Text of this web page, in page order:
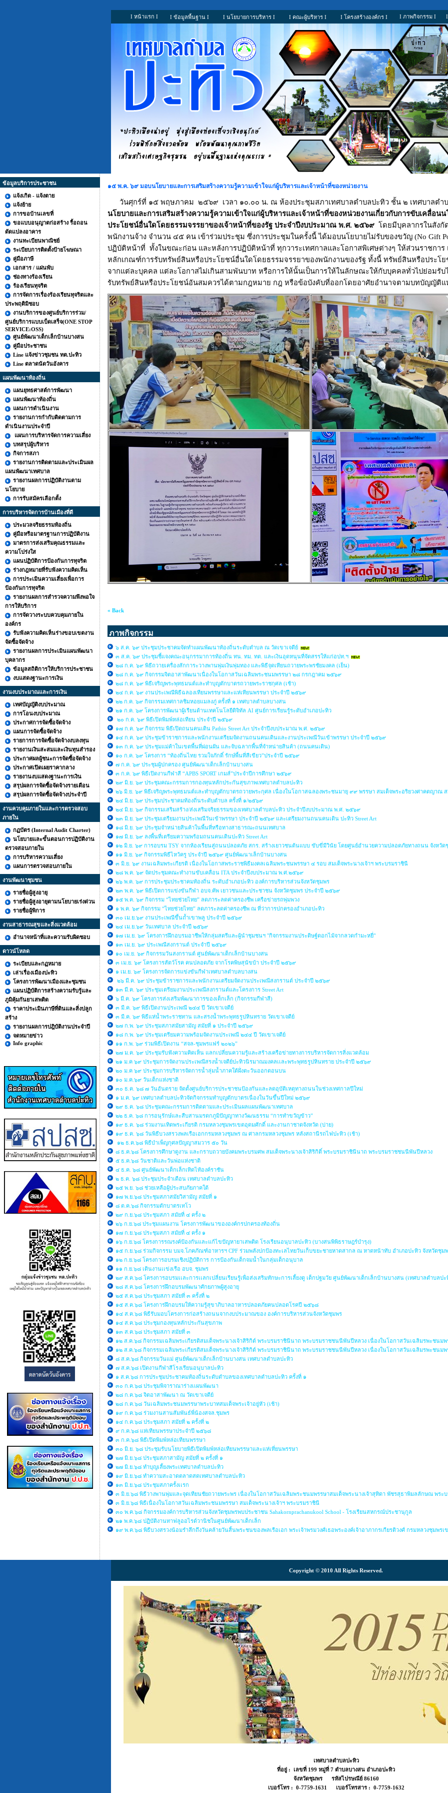
I หน้าแรก I I ข้อมูลพื้นฐาน I I นโยบายการบริหาร I I คณะผู้บริหาร I I โครงสร้างองค์กร I I ภาพกิจกรรม I
ข้อมูลบริการประชาชน
แจ้งเกิด - แจ้งตาย
แจ้งย้าย
การขอบ้านเลขที่
ขอแบบอนุญาตก่อสร้าง รื้อถอน
ดัดแปลงอาคาร
งานทะเบียนพาณิชย์
ระเบียบการติดตั้งป้ายโฆษณา
คู่มือภาษี
เอกสาร / แผ่นพับ
ช่องทางร้องเรียน
ร้องเรียนทุจริต
การจัดการเรื่องร้องเรียนทุจริตและ
ประพฤติมิชอบ
งานบริการของศูนย์บริการร่วม/
ศูนย์บริการแบบเบ็ดเสร็จ(ONE STOP
SERVICE:OSS)
ศูนย์พัฒนาเด็กเล็กบ้านบางสน
คู่มือประชาชน
Line แจ้งข่าวชุมชน ทต.ปะทิว
Line ตลาดนัดวันอังคาร
แผนพัฒนาท้องถิ่น
แผนยุทธศาสต์การพัฒนา
แผนพัฒนาท้องถิ่น
แผนการดำเนินงาน
รายงานการกำกับติดตามการ
ดำเนินงานประจำปี
แผนการบริหารจัดการความเสี่ยง
บทสรุปผู้บริหาร
กิจการสภา
รายงานการติดตามและประเมินผล
แผนพัฒนาเทศบาล
รายงานผลการปฏิบัติงานตาม
นโยบาย
การรับสมัครเลือกตั้ง
การบริหารจัดการบ้านเมืองที่ดี
ประมวลจริยธรรมท้องถิ่น
คู่มือหรือมาตรฐานการปฏิบัติงาน
มาตรการส่งเสริมคุณธรรมและ
ความโปร่งใส
แผนปฏิบัติการป้องกันการทุจริต
ร่างกฎหมายที่รับฟังความคิดเห็น
การประเมินความเสี่ยงเพื่อการ
ป้องกันการทุจริต
รายงานผลการสำรวจความพึงพอใจ
การให้บริการ
การจัดวางระบบควบคุมภายใน
องค์กร
รับฟังความคิดเห็นร่างขอบเขตงาน
จัดซื้อจัดจ้าง
รายงานผลการประเมินแผนพัฒนา
บุคลากร
ข้อมูลสถิติการให้บริการประชาชน
งบแสดงฐานะการเงิน
งานงบประมาณและการเงิน
เทศบัญญัติงบประมาณ
การโอนงบประมาณ
ประกาศการจัดซื้อจัดจ้าง
แผนการจัดซื้อจัดจ้าง
รายการการจัดซื้อจัดจ้างงบลงทุน
รายงานเงินสะสมและเงินทุนสำรอง
ประกาศผลผู้ชนะการจัดซื้อจัดจ้าง
ประกาศเปิดเผยราคากลาง
รายงานงบแสดงฐานะการเงิน
สรุปผลการจัดซื้อจัดจ้างรายเดือน
สรุปผลการจัดซื้อจัดจ้างประจำปี
งานควบคุมภายในและการตรวจสอบ
ภายใน
กฏบัตร (Internal Audit Charter)
นโยบายและขั้นตอนการปฏิบัติงาน
ตรวจสอบภายใน
การบริหารความเสี่ยง
แผนการตรวจสอบภายใน
งานพัฒนาชุมชน
รายชื่อผู้สูงอายุ
รายชื่อผู้สูงอายุตามนโยบายเร่งด่วน
รายชื่อผู้พิการ
งานสาธารณสุขและสิ่งแวดล้อม
อำนาจหน้าที่และความรับผิดชอบ
ดาวน์โหลด
ระเบียบและกฏหมาย
เล่าเรื่องเมืองปะทิว
โครงการพัฒนาเมืองและชุมชน
แผนปฏิบัติการสร้างความรับรู้และ
ภูมิคุ้มกันยาเสพติด
ราคาประเมินภาษีที่ดินและสิ่งปลูก
สร้าง
รายงานผลการปฎิบัติงานประจำปี
จดหมายข่าว
Info graphic
๑๕ พ.ค. ๖๙ มอบนโยบายและการเสริมสร้างความรู้ความเข้าใจแก่ผู้บริหารและเจ้าหน้าที่ของหน่วยงาน
วันศุกร์ที่ ๑๕ พฤษภาคม ๒๕๖๙ เวลา ๑๐.๐๐ น. ณ ห้องประชุมสภาเทศบาลตำบลปะทิว ชั้น ๒ เทศบาลตำ
นโยบายและการเสริมสร้างความรู้ความเข้าใจแก่ผู้บริหารและเจ้าหน้าที่ของหน่วยงานเกี่ยวกับการขับเคลื่อนน
ประโยชน์อื่นใดโดยธรรมจรรยาของเจ้าหน้าที่ของรัฐ ประจำปีงบประมาณ พ.ศ. ๒๕๖๙ โดยมีบุคลากรในสังกั
พนักงานจ้าง จำนวน ๔๕ คน เข้าร่วมประชุม ซึ่งการประชุมในครั้งนี้ ได้มอบนโยบายไม่รับของขวัญ (No Gift
ปฏิบัติหน้าที่ ทั้งในขณะก่อน และหลังการปฏิบัติหน้าที่ ทุกวาระเทศกาลและโอกาสพิเศษต่างๆ ให้ส่วนราชกา
หลักเกณฑ์การรับทรัพย์สินหรือประโยชน์อื่นใดโดยธรรมจรรยาของพนักงานของรัฐ ทั้งนี้ ทรัพย์สินหรือประโ
จากแต่ละบุคคล แต่ละโอกาสไม่เกินสามพันบาท หรือการให้นั้นเป็นการให้ในลักษณะให้กับบุคคลทั่วไปย่อม
รับทรัพย์สินหรือประโยชน์อันสมควรได้ตามกฎหมาย กฎ หรือข้อบังคับที่ออกโดยอาศัยอำนาจตามบทบัญญัติแ
« Back
ภาพกิจกรรม
๖ ส.ค. ๖๙ ประชุมประชาคมจัดทำแผนพัฒนาท้องถิ่นระดับตำบล ณ วัดเขาเจดีย์
๓ ส.ค. ๖๙ ประชุมชี้แจงคณะอนุกรรมาการท้องถิ่น ทน. ทม. ทต. และเงินอุดหนุนที่จัดสรรให้แก่อปท.ฯ
๒๘ ก.ค. ๖๙ พิธีถวายเครื่องสักการะวางพานพุ่มเงินพุ่มทอง และพิธีจุดเทียนถวายพระพรชัยมงคล (เย็น)
๒๘ ก.ค. ๖๙ กิจกรรมจิตอาสาพัฒนาเนื่องในโอกาสวันเฉลิมพระชนมพรรษา ๒๘ กรกฎาคม ๒๕๖๙
๒๘ ก.ค. ๖๙ พิธีเจริญพระพุทธมนต์และทำบุญตักบาตรถวายพระราชกุศล (เช้า)
๒๔ ก.ค. ๖๙ งานประเพณีพิธีฉลองเทียนพรรษาและแห่เทียนพรรษา ประจำปี ๒๕๖๙
๒๒ ก.ค. ๖๙ กิจกรรมเทศกาลชิมหอยแมลงภู่ ครั้งที่ ๑ เทศบาลตำบลบางสน
๒๑ ก.ค. ๖๙ โครงการพัฒนาผู้เรียนด้านเทคโนโลยีดิจิทัล AI ศูนย์การเรียนรู้ระดับอำเภอปะทิว
๒๐ ก.ค. ๖๙ พิธีเปิดพิมพ์หล่อเทียน ประจำปี ๒๕๖๙
๑๗ ก.ค. ๖๙ กิจกรรม พิธีเปิดถนนคนเดิน Pathio Street Art ประจำปีงบประมาณ พ.ศ. ๒๕๖๙
๑๔ ก.ค. ๖๙ ประชุมข้าราชการและพนักงานเตรียมจัดงานถนนคนเดินและงานประเพณีวันเข้าพรรษา ประจำปี ๒๕๖๙
๑๓ ก.ค. ๖๙ ประชุมแม่ค้าในเขตพื้นที่ผ่อนผัน และจับฉลากพื้นที่จำหน่ายสินค้า (ถนนคนเดิน)
๑๐ ก.ค. ๖๙ โครงการ “ท้องถิ่นไทย รวมใจภักดิ์ รักษ์พื้นที่สีเขียว”ประจำปี ๒๕๖๙
๗ ก.ค. ๖๙ ประชุมผู้ปกครอง ศูนย์พัฒนาเด็กเล็กบ้านบางสน
๓ ก.ค. ๖๙ พิธีเปิดงานกีฬาสี “APBS SPORT เกมส์”ประจำปีการศึกษา ๒๕๖๙
๒๙ มิ.ย. ๖๙ ประชุมคณะกรรมการกองทุนหลักประกันสุขภาพเทศบาลตำบลปะทิว
๒๖ มิ.ย. ๖๙ พิธีเจริญพระพุทธมนต์และทำบุญตักบาตรถวายพระกุศล เนื่องในโอกาสฉลองพระชนมายุ ๙๙ พรรษา สมเด็จพระอริยวงศาคตญาณ
๒๔ มิ.ย. ๖๙ ประชุมประชาคมท้องถิ่นระดับตำบล ครั้งที่ ๑/๒๕๖๙
๒๔ มิ.ย. ๖๙ กิจกรรมเสริมสร้าง/ส่งเสริมจริยธรรมของเทศบาลตำบลปะทิว ประจำปีงบประมาณ พ.ศ. ๒๕๖๙
๒๓ มิ.ย. ๖๙ ประชุมเตรียมงานประเพณีวันเข้าพรรษา ประจำปี ๒๕๖๙ และเตรียมงานถนนคนเดิน ปะทิว Street Art
๑๘ มิ.ย. ๖๙ ประชุมจำหน่ายสินค้าในพื้นที่หรือทางสาธารณะถนนเทศบาล
๑๗ มิ.ย. ๖๙ ลงพื้นที่เตรียมความพร้อมถนนคนเดินปะทิว Street Art
๑๒ มิ.ย. ๖๙ การอบรม TSY จากห้องเรียนสู่ถนนปลอดภัย สกร. สร้างเยาวชนต้นแบบ ขับขี่มีวินัย โดยศูนย์อำนวยความปลอดภัยทางถนน จังหวัด
๑๑ มิ.ย. ๖๙ กิจกรรมพิธีไหว้ครู ประจำปี ๒๕๖๙ ศูนย์พัฒนาเล็กบ้านบางสน
๓ มิ.ย. ๖๙ งานเฉลิมพระเกียรติ เนื่องในโอกาสพระราชพิธีมงคลเฉลิมพระชนพรรษา ๔ รอบ สมเด็จพระนางเจ้าฯ พระบรมราชินี
๒๘ พ.ค. ๖๙ จัดประชุมคณะทำงานขับเคลื่อน ITA ประจำปีงบประมาณ พ.ศ.๒๕๖๙
๒๖ พ.ค. ๖๙ การประชุมประชาคมท้องถิ่น ระดับอำเภอปะทิว องค์การบริหารส่วนจังหวัดชุมพร
๒๓ พ.ค. ๖๙ พิธีเปิดการแข่งขันกีฬา อบจ.คัพ เยาวชนและประชาชน จังหวัดชุมพร ประจำปี ๒๕๖๙
๑๕ พ.ค. ๖๙ กิจกรรม “ไทยช่วยไทย” ลดภาระลดค่าครองชีพ เครือข่ายรถพุ่มพวง
๑ พ.ค. ๖๙ กิจกรรม “ไทยช่วยไทย” ลดภาระลดค่าครองชีพ ณ ที่ว่าการปกครองอำเภอปะทิว
๓๐ เม.ย.๖๙ งานประเพณีขึ้นถ้ำเขาพลู ประจำปี ๒๕๖๙
๒๔ เม.ย.๖๙ วันเทศบาล ประจำปี ๒๕๖๙
๑๗ เม.ย. ๖๙ โครงการฝึกอบรมอาชีพให้กลุ่มสตรีและผู้นำชุมชนฯ "กิจกรรมงานประดิษฐ์ดอกไม้จากลวดกำมะหยี่"
๑๓ เม.ย. ๖๙ ประเพณีสงกรานต์ ประจำปี ๒๕๖๙
๑๐ เม.ย. ๖๙ กิจกรรมวันสงกรานต์ ศูนย์พัฒนาเด็กเล็กบ้านบางสน
๓ เม.ย. ๖๙ โครงการสัตว์โรค คนปลอดภัย จากโรคพิษสุนัขบ้า ประจำปี ๒๕๖๙
๑ เม.ย. ๖๙ โครงการจัดการแข่งขันกีฬาเทศบาลตำบลบางสน
๒๖ มี.ค. ๖๙ ประชุมข้าราชการและพนักงานเตรียมจัดงานประเพณีสงกรานต์ ประจำปี ๒๕๖๙
๑๓ มี.ค. ๖๙ ประชุมเตรียมงานประเพณีสงกรานต์และโครงการ Street Art
๖ มี.ค. ๖๙ โครงการส่งเสริมพัฒนาการของเด็กเล็ก (กิจกรรมกีฬาสี)
๓ มี.ค. ๖๙ พิธีเปิดงานประเพณี ๒๔๔ ปี วัดเขาเจดีย์
๓ มี.ค. ๖๙ พิธีแห่น้ำพระราชทาน และสรงน้ำพระพุทธรูปหินทราย วัดเขาเจดีย์
๒๗ ก.พ. ๖๙ ประชุมสภาสมัยสามัญ สมัยที่ ๑ ประจำปี ๒๕๖๙
๑๘ ก.พ. ๖๙ ประชุมเตรียมความพร้อมจัดงานประเพณี ๒๔๔ ปี วัดเขาเจดีย์
๑๑ ก.พ. ๖๙ ร่วมพิธีเปิดงาน “สจล-ชุมพรแฟร์ ๒๐๒๖”
๒๗ ม.ค. ๖๙ ประชุมรับฟังความคิดเห็น แลกเปลี่ยนความรู้และสร้างเครือข่ายทางการบริหารจัดการสิ่งแวดล้อม
๒๑ ม.ค ๖๙ ประชุมการจัดงานประเพณีสรงน้ำเจดีย์ปะทิวนิรมาณมงคลเเละพระพุทธรูปหินทราย ประจำปี ๒๕๖๙
๒๐ ม.ค ๖๙ ประชุมการบริหารจัดการน้ำลุ่มน้ำภาคใต้ฝั่งตะวันออกตอนบน
๑๐ ม.ค.๖๙ วันเด็กแห่งชาติ
๓๐ ธ.ค. ๖๘ ๗ วันอันตราย จัดตั้งศูนย์บริการประชาชนป้องกันและลดอุบัติเหตุทางถนนในช่วงเทศกาลปีใหม่
๑ ม.ค. ๖๙ เทศบาลตำบลปะทิวจัดกิจกรรมทำบุญตักบาตรเนื่องในวันขึ้นปีใหม่ ๒๕๖๙
๒๙ ธ.ค. ๖๘ ประชุมคณะกรรมการติดตามและประเมินผลแผนพัฒนาเทศบาล
๒๒ ธ.ค. ๖๘ การอนุรักษ์และสืบสานมรดกภูมิปัญญาทางวัฒนธรรม “การทำขวัญข้าว”
๑๙ ธ.ค. ๖๘ ร่วมงานเทิดพระเกียรติ กรมหลวงชุมพรเขตอุดมศักดิ์ และงานกาชาดจังหวัด (บ่าย)
๑๙ ธ.ค. ๖๘ วันพิธีบวงสรวงพลเรือเอกกรมหลวงชุมพร ณ ศาลกรมหลวงชุมพร หลังสถานีรถไฟปะทิว (เช้า)
๑๒ ธ.ค.๖๘ พิธีบำเพ็ญกุศลปัญญาสมวาร ๕๐ วัน
๘ ธ.ค.๖๘ โครงการศึกษาดูงาน และกราบถวายบังคมพระบรมศพ สมเด็จพระนางเจ้าสิริกิติ์ พระบรมราชินีนาถ พระบรมราชชนนีพันปีหลวง
๕ ธ.ค.๖๘ วันชาติและวันพ่อแห่งชาติ
๔ ธ.ค. ๖๘ ศูนย์พัฒนาเด็กเล็กเทิดไท้องค์ราชัน
๒ ธ.ค. ๖๘ ประชุมประจำเดือน เทศบาลตำบลปะทิว
๒๕ พ.ย. ๖๘ ช่วยเหลือผู้ประสบภัยภาคใต้
๑๗ พ.ย.๖๘ ประชุมสภาสมัยวิสามัญ สมัยที่ ๑
๘ ต.ค.๖๘ กิจกรรมตักบาตรเทโว
๒๙ ก.ย.๖๘ ประชุมสภา สมัยที่ ๔ ครั้ง ๒
๒๖ ก.ย.๖๘ ประชุมแผนงาน โครงการพัฒนาขององค์กรปกครองท้องถิ่น
๑๗ ก.ย.๖๘ ประชุมสภา สมัยที่ ๔ ครั้ง ๑
๑๖ ก.ย.๖๘ โครงการรณรงค์ป้องกันและแก้ไขปัญหายาเสพติด โรงเรียนอนุบาลปะทิว (บางสนพิพิธราษฎร์บำรุง)
๑๕ ก.ย.๖๘ ร่วมกิจกรรม บมจ.โภคภัณฑ์อาหารฯ CPF ร่วมพลังปกป้องทะเลไทยวันเก็บขยะชายหาดสากล ณ หาดหน้าทับ อำเภอปะทิว จังหวัดชุม
๑๒ ก.ย.๖๘ โครงการอบรมเชิงปฏิบัติการ การป้องกันเด็กจมน้ำในกลุ่มเด็กอนุบาล
๑๑ ก.ย.๖๘ เดินงานเเข่งเรือ อบจ. ชุมพร
๒๙ ส.ค.๖๘ โครงการอบรมเเละการเเลกเปลี่ยนเรียนรู้เพื่อส่งเสริมทักษะการเลี้ยงดู เด็กปฐมวัย ศูนย์พัฒนาเด็กเล็กบ้านบางสน (เทศบาลตำบลปะ
๒๘ ส.ค.๖๘ โครงการฝึกอบรมพัฒนาศักยภาพผู้สูงอายุ
๒๕ ส.ค.๖๘ ประชุมสภา สมัยที่ ๓ ครั้งที่ ๒
๑๕ ส.ค.๖๘ โครงการฝึกอบรมให้ความรู้สุขาภิบาลอาหารปลอดภัยคนปลอดโรคปี ๒๕๖๘
๑๔ ส.ค.๖๘ พิธีรับมอบโครงการก่อสร้างถนนจากงบประมาณของ องค์การบริหารส่วนจังหวัดชุมพร
๑๔ ส.ค.๖๘ ประชุมกองทุนหลักประกันสุขภาพ
๑๓ ส.ค.๖๘ ประชุมสภา สมัยที่ ๓
๑๒ ส.ค.๖๘ กิจกรรมเฉลิมพระเกียรติสมเด็จพระนางเจ้าสิริกิต์ พระบรมราชินีนาถ พระบรมราชชนนีพันปีหลวง เนื่องในโอกาสวันเฉลิมรพะชนมพ
๑๒ ส.ค.๖๘ กิจกรรมเฉลิมพระเกียรติสมเด็จพระนางเจ้าสิริกิต์ พระบรมราชินีนาถ พระบรมราชชนนีพันปีหลวง เนื่องในโอกาสวันเฉลิมรพะชนมพ
๘ ส.ค.๖๘ กิจกรรมวันแม่ ศูนย์พัฒนาเด็กเล็กบ้านบางสน เทศบาลตำบลปะทิว
๗ ส.ค.๖๘ เปิดงานกีฬาสีโรงเรียนอนุบาลปะทิว
๑ ส.ค.๖๘ การประชุมประชาคมท้องถิ่นระดับตำบลของเทศบาลตำบลปะทิว ครั้งที่ ๑
๓๐ ก.ค.๖๘ ประชุมพิจาราณาร่างเเผนพัฒนา
๒๘ ก.ค.๖๘ จิตอาสาพัฒนา ณ วัดเขาเจดีย์
๒๘ ก.ค.๖๘ วันเฉลิมพระชนมพรรษาพระบาทสมเด็จพระเจ้าอยู่หัว (เช้า)
๑๙ ก.ค.๖๘ ร่วมงานสานสัมพันธ์พี่น้องสจล.ชุมพร
๑๔ ก.ค.๖๘ ประชุมสภา สมัยที่ ๒ ครั้งที่ ๒
๙ ก.ค.๖๘ แห่เทียนพรรษาประจำปี ๒๕๖๘
๓ ก.ค.๖๘ พิธีเปิดพิมพ์หล่อเทียนพรรษา
๓๐ มิ.ย. ๖๘ ประชุมรับนโยบายพิธีเปิดพิมพ์หล่อเทียนพรรษาและแห่เที่ยนพรรษา
๒๗ มิ.ย.๖๘ ประชุมสภาสามัญ สมัยที่ ๒ ครั้งที่ ๑
๒๗ มิ.ย.๖๘ ทำบุญเลี้ยงพระเทศบาลตำบลปะทิว
๑๙ มิ.ย.๖๘ ทำความสะอาดตลาดสดเทศบาลตำบลปะทิว
๑๓ มิ.ย.๖๘ ประชุมสภาครั้งเเรก
๓ มิ.ย.๖๘ พิธีวางพานพุ่มและจุดเทียนชัยถวายพระพร เนื่องในโอกาสวันเฉลิมพระชนมพรรษาสมเด็จพระนางเจ้าสุทิดา พัชรสุธาพิมลลักษณ พร
๓ มิ.ย.๖๘ พิธีเนื่องในโอกาสวันเฉลิมพระชนมพรรษา สมเด็จพระนางเจ้าฯ พระบรมราชินี
๓๐ พ.ค.๖๘ กิจกรรมองค์การบริหารส่วนจังหวัดชุมพรพบประชาชน Sahakornprachanukool School - โรงเรียนสหกรณ์ประชานุกูล
๒๑ พ.ค.๖๘ ปฏิบัติงานทาฟลูออไรด์วานิชในศูนย์พัฒนาเด็กเล็ก
๑๙ พ.ค.๖๘ พิธีบวงสรวงน้อมรำลึกถึงวันคล้ายวันสิ้นพระชนของพลเรือเอก พระเจ้าพรมวงศ์เธอพระองค์เจ้าอาภากรเกียรติวงศ์ กรมหลวงชุมพร
Copyright © 2010 All Rights Reserved.
เทศบาลตำบลปะทิว
ที่อยู่ : เลขที่ 199 หมู่ที่ 7 ตำบลบางสน อำเภอปะทิว
จังหวัดชุมพร รหัสไปรษณีย์ 86160
เบอร์โทร : 0-7759-1631 เบอร์โทรสาร : 0-7759-1632